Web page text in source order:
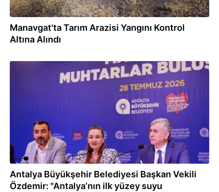
Manavgat'ta Tarım Arazisi Yangını Kontrol
Altına Alındı
Antalya Büyükşehir Belediyesi Başkan Vekili
Özdemir: "Antalya’nın ilk yüzey suyu